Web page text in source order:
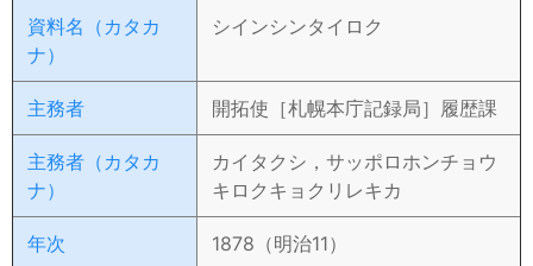
資料名（カタカ
ナ）
シインシンタイロク
主務者 開拓使［札幌本庁記録局］履歴課
主務者（カタカ
ナ）
カイタクシ，サッポロホンチョウ
キロクキョクリレキカ
年次 1878（明治11）